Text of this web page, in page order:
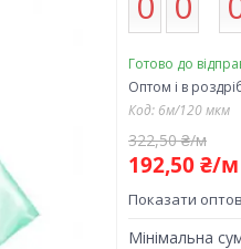
Готово до
Оптом і в
Код: 6м/120 мкм
322,50 ₴/м
192,50 ₴/м
Показати
Мінімальна